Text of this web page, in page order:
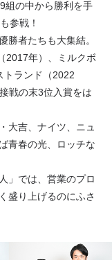
組の中から勝利を手
参戦！
勝者たちも大集結。
2017年）、ミルクボ
トランド（2022
戦の末3位入賞をは
大吉、ナイツ、ニュ
青春の光、ロッチな
」では、営業のプロ
盛り上げるのにふさ